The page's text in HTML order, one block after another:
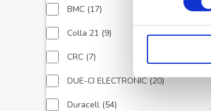
BMC 1717
Colla 21 99
CRC 77
DUE-CI ELECTRONIC 2020
Duracell 5454